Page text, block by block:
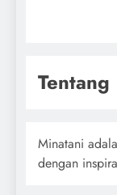
Tentang
Minatani
dengan